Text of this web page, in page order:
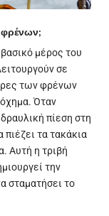
φρένων;
μέρος του
σε
των φρένων
Όταν
πίεση στη
τα τακάκια
Αυτή η τριβή
την
σταματήσει το